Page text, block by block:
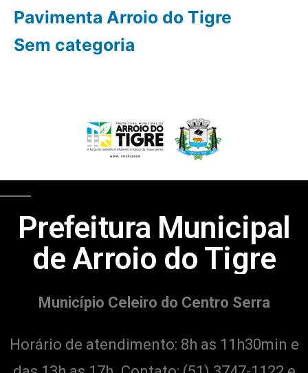
Pavimenta Arroio do Tigre
Sem categoria
Prefeitura Municipal
de Arroio do Tigre
Município Celeiro do Centro Serra
Horário de atendimento: 8h as 11h30min e